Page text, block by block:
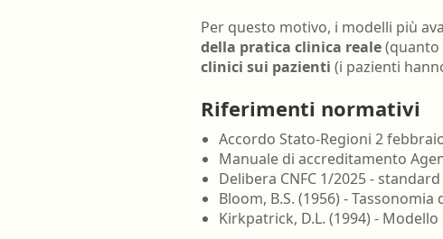
Per questo motivo, i modelli più
della pratica clinica reale(quanto
clinici sui pazienti (i pazienti
Riferimenti normativi
Accordo Stato-Regioni 2
Manuale di accreditamento
Delibera CNFC 1/2025 -
Bloom, B.S. (1956) -
Kirkpatrick, D.L. (1994) -